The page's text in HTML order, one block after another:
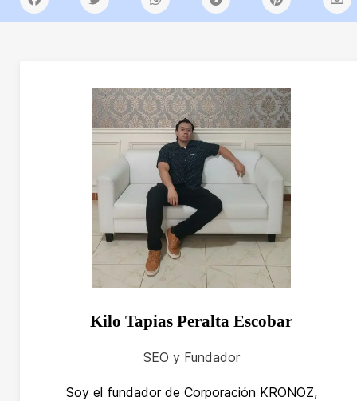
Kilo Tapias Peralta Escobar
SEO y Fundador
Soy el fundador de Corporación KRONOZ,